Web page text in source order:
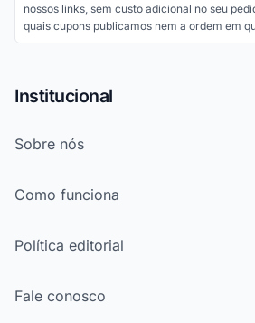
nossos links, sem custo adicional no seu
quais cupons publicamos nem a ordem em
Institucional
Sobre nós
Como funciona
Política editorial
Fale conosco